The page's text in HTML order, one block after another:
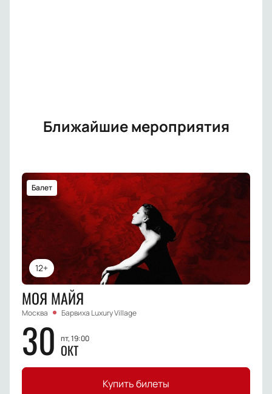
Ближайшие мероприятия
12+
Балет
МОЯ МАЙЯ
Москва Барвиха Luxury Village
30 пт, 19:00
ОКТ
Купить билеты